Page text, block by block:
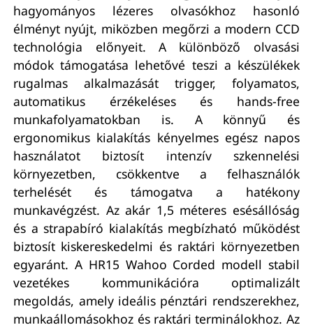
hagyományos lézeres olvasókhoz hasonló
élményt nyújt, miközben megőrzi a modern CCD
technológia előnyeit. A különböző olvasási
módok támogatása lehetővé teszi a készülékek
rugalmas alkalmazását trigger, folyamatos,
automatikus érzékeléses és hands-free
munkafolyamatokban is. A könnyű és
ergonomikus kialakítás kényelmes egész napos
használatot biztosít intenzív szkennelési
környezetben, csökkentve a felhasználók
terhelését és támogatva a hatékony
munkavégzést. Az akár 1,5 méteres esésállóság
és a strapabíró kialakítás megbízható működést
biztosít kiskereskedelmi és raktári környezetben
egyaránt. A HR15 Wahoo Corded modell stabil
vezetékes kommunikációra optimalizált
megoldás, amely ideális pénztári rendszerekhez,
munkaállomásokhoz és raktári terminálokhoz. Az